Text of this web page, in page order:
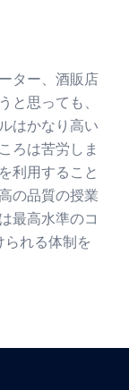
ター、酒販店
と思っても、
はかなり高い
ろは苦労しま
利用すること
の品質の授業
最高水準のコ
れる体制を